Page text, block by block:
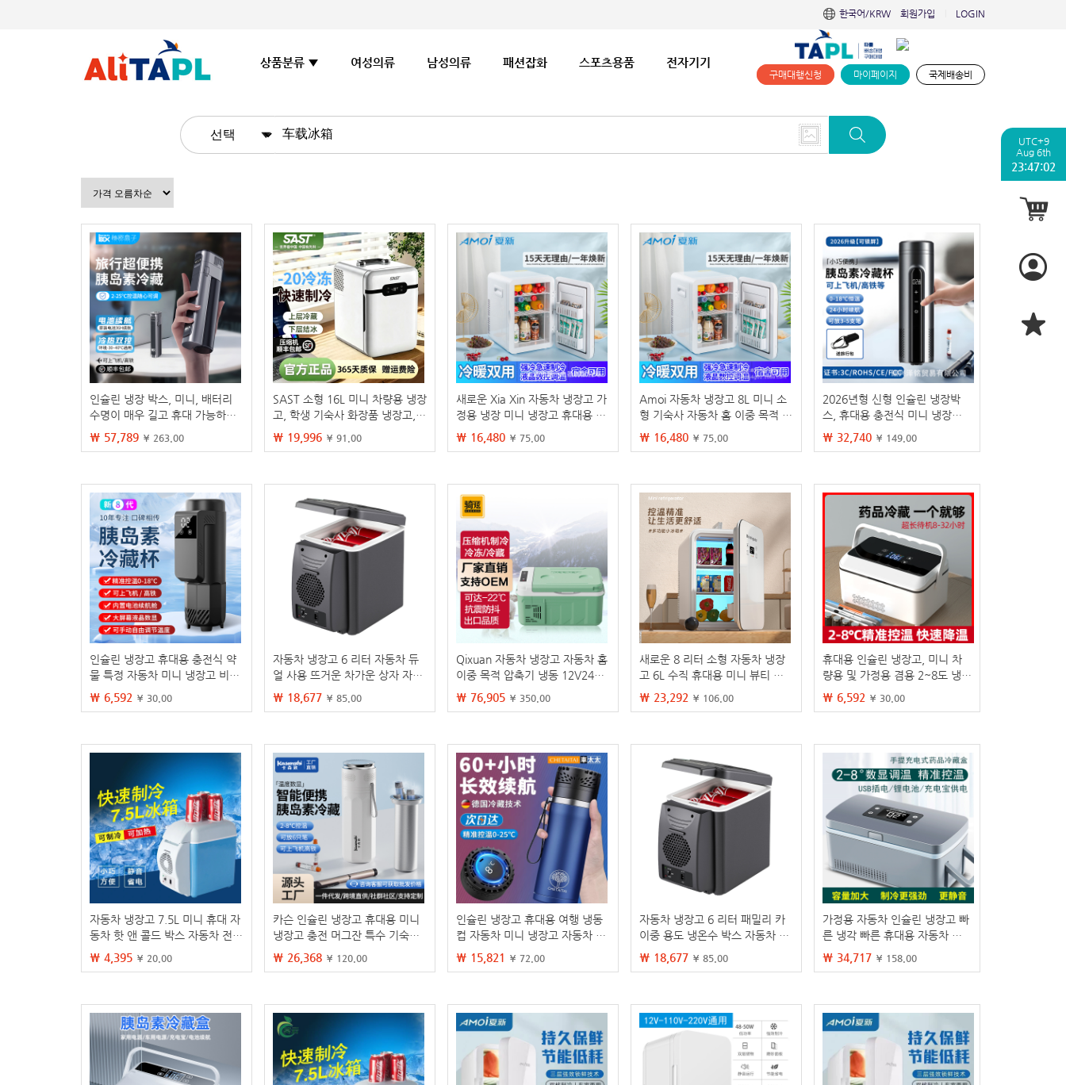
한국어/KRW 회원가입 LOGIN
상품분류 ▼ 여성의류 남성의류 패션잡화 스포츠용품 전자기기
구매대행신청 마이페이지 국제배송비
UTC+9
Aug 6th
23:47:03
인슐린 냉장 박스, 미니, 배터리
수명이 매우 길고 휴대 가능하며
비행기에서 충전 가능한 냉장 박
스, 인슐린 보온 컵
₩ 57,789 ¥ 263.00
SAST 소형 16L 미니 차량용 냉장
고, 학생 기숙사 화장품 냉장고,
차량 및 가정용, 재고 있음
₩ 19,996 ¥ 91.00
새로운 Xia Xin 자동차 냉장고 가
정용 냉장 미니 냉장고 휴대용 단
일 냉장고 기숙사 학생 미용 상자
₩ 16,480 ¥ 75.00
Amoi 자동차 냉장고 8L 미니 소
형 기숙사 자동차 홈 이중 목적 반
도체 냉동 휴대용 드롭 배송
₩ 16,480 ¥ 75.00
2026년형 신형 인슐린 냉장박
스, 휴대용 충전식 미니 냉장컵,
기내 반입 가능, 보온 기능, 국경
간 배송 지원
₩ 32,740 ¥ 149.00
인슐린 냉장고 휴대용 충전식 약
물 특정 자동차 미니 냉장고 비행
기 냉동 컵
₩ 6,592 ¥ 30.00
자동차 냉장고 6 리터 자동차 듀
얼 사용 뜨거운 차가운 상자 자동
차 냉장고 미니 작은 냉장고 로고
₩ 18,677 ¥ 85.00
Qixuan 자동차 냉장고 자동차 홈
이중 목적 압축기 냉동 12V24V
자동차 및 화물 범용 휴대용 야외
미니 냉장고
₩ 76,905 ¥ 350.00
새로운 8 리터 소형 자동차 냉장
고 6L 수직 휴대용 미니 뷰티 미
니 냉장고 자동차 홈 듀얼 사용 메
이크업 10L
₩ 23,292 ¥ 106.00
휴대용 인슐린 냉장고, 미니 차
량용 및 가정용 겸용 2~8도 냉
각, US8 충전식 소형 냉장고
₩ 6,592 ¥ 30.00
자동차 냉장고 7.5L 미니 휴대 자
동차 핫 앤 콜드 박스 자동차 전자
소형 냉장고 자동차 냉 · 온 박스
가정
₩ 4,395 ¥ 20.00
카슨 인슐린 냉장고 휴대용 미니
냉장고 충전 머그잔 특수 기숙사
가방
₩ 26,368 ¥ 120.00
인슐린 냉장고 휴대용 여행 냉동
컵 자동차 미니 냉장고 자동차 홈
이중 사용 약물 냉동 일정 온도
₩ 15,821 ¥ 72.00
자동차 냉장고 6 리터 패밀리 카
이중 용도 냉온수 박스 자동차 냉
장고 미니 냉장고 로고
₩ 18,677 ¥ 85.00
가정용 자동차 인슐린 냉장고 빠
른 냉각 빠른 휴대용 자동차 소
형 냉장고 충전식
₩ 34,717 ¥ 158.00